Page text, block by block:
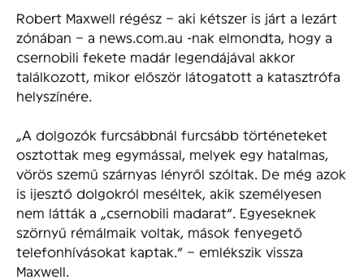
Robert Maxwell régész – aki kétszer is járt a lezárt
zónában – a news.com.au -nak elmondta, hogy a
csernobili fekete madár legendájával akkor
találkozott, mikor először látogatott a katasztrófa
helyszínére.
„A dolgozók furcsábbnál furcsább történeteket
osztottak meg egymással, melyek egy hatalmas,
vörös szemű szárnyas lényről szóltak. De még azok
is ijesztő dolgokról meséltek, akik személyesen
nem látták a „csernobili madarat”. Egyeseknek
szörnyű rémálmaik voltak, mások fenyegető
telefonhívásokat kaptak.” – emlékszik vissza
Maxwell.